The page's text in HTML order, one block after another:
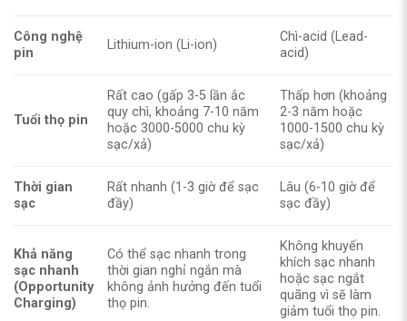
Công nghệ
pin
Lithium-ion (Li-ion)
Chì-acid (Lead-
acid)
Tuổi thọ pin
Rất cao (gấp 3-5 lần ắc
quy chì, khoảng 7-10 năm
hoặc 3000-5000 chu kỳ
sạc/xả)
Thấp hơn (khoảng
2-3 năm hoặc
1000-1500 chu kỳ
sạc/xả)
Thời gian
sạc
Rất nhanh (1-3 giờ để sạc
đầy)
Lâu (6-10 giờ để
sạc đầy)
Khả năng
sạc nhanh
(Opportunity
Charging)
Có thể sạc nhanh trong
thời gian nghỉ ngắn mà
không ảnh hưởng đến tuổi
thọ pin.
Không khuyến
khích sạc nhanh
hoặc sạc ngắt
quãng vì sẽ làm
giảm tuổi thọ pin.